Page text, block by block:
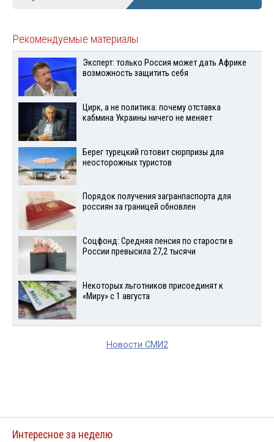
Рекомендуемые материалы
Эксперт: только Россия может дать Африке
возможность защитить себя
Цирк, а не политика: почему отставка
кабмина Украины ничего не меняет
Берег турецкий готовит сюрпризы для
неосторожных туристов
Порядок получения загранпаспорта для
россиян за границей обновлен
Соцфонд: Средняя пенсия по старости в
России превысила 27,2 тысячи
Некоторых льготников присоединят к
«Миру» с 1 августа
Новости СМИ2
Интересное за неделю